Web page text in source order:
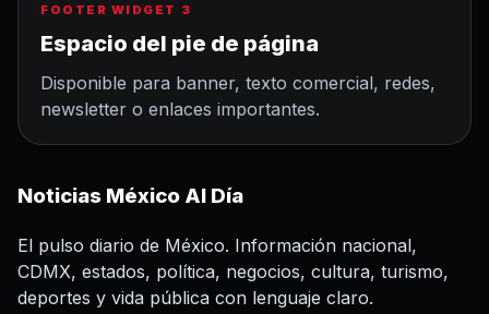
FOOTER WIDGET 3
Espacio del pie de página
Disponible para banner, texto comercial, redes,
newsletter o enlaces importantes.
Noticias México Al Día
El pulso diario de México. Información nacional,
CDMX, estados, política, negocios, cultura, turismo,
deportes y vida pública con lenguaje claro.